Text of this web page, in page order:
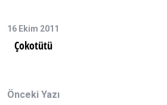
16 Ekim 2011
Çokotütü
Önceki Yazı